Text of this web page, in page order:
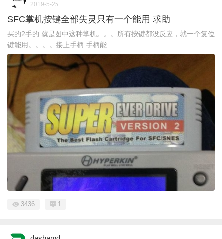
2019-5-25
SFC掌机按键全部失灵只有一个能用 求助
买的2手的 就是图中这种掌机。。。所有按键都没反应，就一个复位
键能用。。。。接上手柄 手柄能 ...
3436 1